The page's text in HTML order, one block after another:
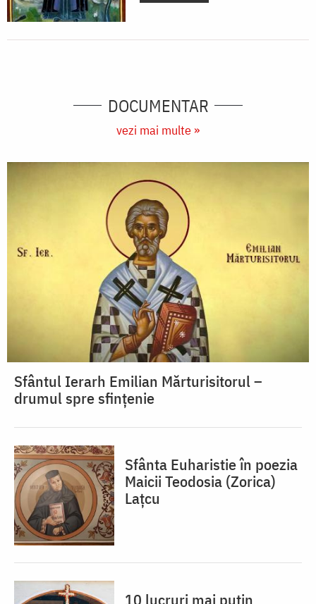
DOCUMENTAR
vezi mai multe »
Sfântul Ierarh Emilian Mărturisitorul –
drumul spre sfințenie
Sfânta Euharistie în poezia
Maicii Teodosia (Zorica)
Lațcu
10 lucruri mai puțin